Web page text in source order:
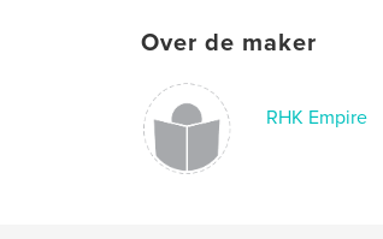
Over de maker
RHK Empire